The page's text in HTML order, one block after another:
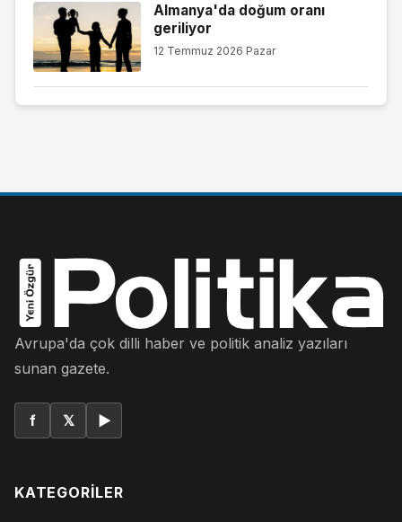
Almanya'da doğum oranı
geriliyor
12 Temmuz 2026 Pazar
Avrupa'da çok dilli haber ve politik analiz yazıları
sunan gazete.
f 𝕏 ▶
KATEGORILER